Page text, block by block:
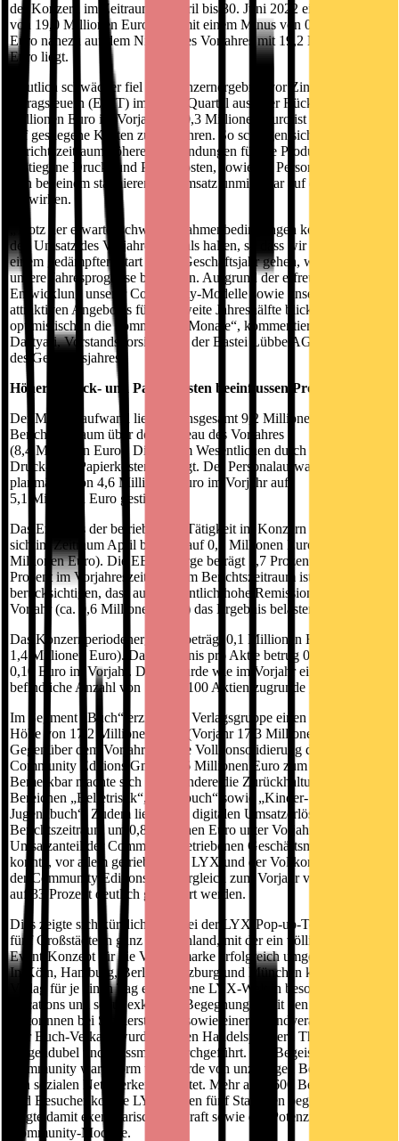
der Konzern im Zeitraum 1. April bis 30. Juni 2022 einen Umsatz
von 19,0 Millionen Euro, was mit einem Minus von 0,2 Millionen
Euro nahezu auf dem Niveau des Vorjahres mit 19,2 Millionen
Euro liegt.
Deutlich schwächer fiel das Konzernergebnis vor Zinsen und
Ertragsteuern (EBIT) im ersten Quartal aus. Der Rückgang von 2,0
Millionen Euro im Vorjahr auf 0,3 Millionen Euro ist insbesondere
auf gestiegene Kosten zurückführen. So schlugen sich im
Berichtszeitraum höhere Aufwendungen für die Produktion, durch
gestiegene Druck- und Papierkosten, sowie für Personal nieder, die
sich bei einem stagnierenden Umsatz unmittelbar auf das Ergebnis
auswirken.
„Trotz der erwartet schweren Rahmenbedingungen konnten wir
den Umsatz des Vorjahresquartals halten, so dass wir zwar mit
einem gedämpften Start in das Geschäftsjahr gehen, wir aber
unsere Jahresprognose bestätigen. Aufgrund der erfreulichen
Entwicklung unserer Community-Modelle sowie unseres
attraktiven Angebotes für die zweite Jahreshälfte blicken wir
optimistisch in die kommenden Monate“, kommentiert Soheil
Dastyari, Vorstandsvorsitzender der Bastei Lübbe AG, den Beginn
des Geschäftsjahres.
Höhere Druck- und Papierkosten beeinflussen Profitabilität
Der Materialaufwand liegt mit insgesamt 9,2 Millionen Euro im
Berichtszeitraum über dem Niveau des Vorjahres
(8,4 Millionen Euro). Dies ist im Wesentlichen durch höhere
Druck- und Papierkosten bedingt. Der Personalaufwand ist
planmäßig von 4,6 Millionen Euro im Vorjahr auf
5,1 Millionen Euro gestiegen.
Das Ergebnis der betrieblichen Tätigkeit im Konzern (EBIT) belief
sich im Zeitraum April bis Juni auf 0,3 Millionen Euro (Vorjahr: 2,0
Millionen Euro). Die EBIT-Marge beträgt 1,7 Prozent nach 10,5
Prozent im Vorjahreszeitraum. Im Berichtszeitraum ist zu
berücksichtigen, dass außerordentlich hohe Remissionen aus dem
Vorjahr (ca. 0,6 Millionen Euro) das Ergebnis belasten.
Das Konzernperiodenergebnis beträgt 0,1 Millionen Euro (Vorjahr:
1,4 Millionen Euro). Das Ergebnis pro Aktie betrug 0,01 Euro nach
0,10 Euro im Vorjahr. Dabei wurde wie im Vorjahr eine im Umlauf
befindliche Anzahl von 13.200.100 Aktien zugrunde gelegt.
Im Segment „Buch“ erzielte die Verlagsgruppe einen Umsatz in
Höhe von 17,2 Millionen Euro (Vorjahr 17,3 Millionen Euro).
Gegenüber dem Vorjahr trug die Vollkonsolidierung der CE
Community Editions GmbH 1,6 Millionen Euro zum Umsatz bei.
Bemerkbar machte sich insbesondere die Zurückhaltung in den
Bereichen „Belletristik“, „Sachbuch“ sowie „Kinder- und
Jugendbuch“. Zudem liegen die digitalen Umsatzerlöse im
Berichtszeitraum um 0,8 Millionen Euro unter Vorjahr. Der
Umsatzanteil der Community-getriebenen Geschäftsmodelle
konnte, vor allem getrieben von LYX und der Vollkonsolidierung
der Community Editions, im Vergleich zum Vorjahr von 20 Prozent
auf 33 Prozent deutlich gesteigert werden.
Dies zeigte sich kürzlich auch bei der LYX-Pop-up-Tour durch
fünf Großstädte in ganz Deutschland, mit der ein völlig neues
Event-Konzept für die Verlagsmarke erfolgreich umgesetzt wurde.
In Köln, Hamburg, Berlin, Würzburg und München kreierte der
Verlag für je einen Tag eine eigene LYX-Welt in besonderen
Locations und schuf exklusive Begegnungen mit den erfolgreichen
Autorinnen bei Signierstunden sowie einer Abendveranstaltung.
Der Buch-Verkauf wurde mit den Handelspartnern Thalia,
Hugendubel und Dussmann durchgeführt. Die Begeisterung der
Community war enorm und wurde von unzähligen Beiträgen in
den sozialen Netzwerken begleitet. Mehr als 2.600 Besucherinnen
und Besucher konnte LYX an den fünf Stationen begeistern und
zeigte damit exemplarisch die Kraft sowie das Potenzial der
Community-Modelle.